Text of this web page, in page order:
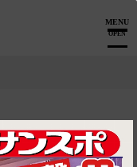
MENU
OPEN